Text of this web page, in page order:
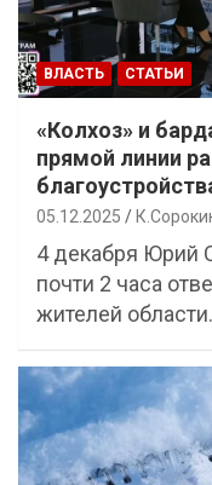
ВЛАСТЬ СТАТЬИ
«Колхоз» и
прямой линии
05.12.2025
4 декабря Юрий
почти 2 часа
жителей